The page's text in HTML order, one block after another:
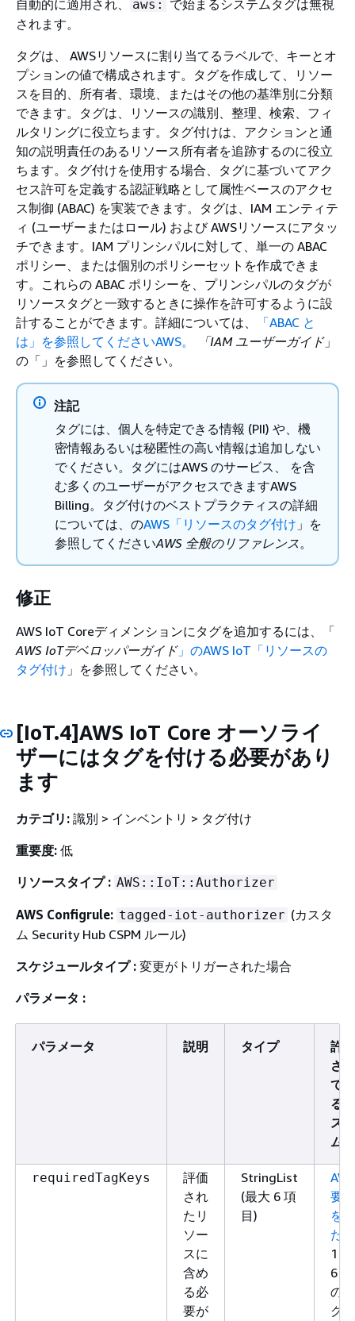
自動的に適用され、 aws:
で始まるシステムタグは無視
されます。
タグは、 AWSリソースに割り当てるラベルで、キーとオ
プションの値で構成されます。タグを作成して、リソー
スを目的、所有者、環境、またはその他の基準別に分類
できます。タグは、リソースの識別、整理、検索、フィ
ルタリングに役立ちます。タグ付けは、アクションと通
知の説明責任のあるリソース所有者を追跡するのに役立
ちます。タグ付けを使用する場合、タグに基づいてアク
セス許可を定義する認証戦略として属性ベースのアクセ
ス制御 (ABAC) を実装できます。タグは、IAM エンティテ
ィ (ユーザーまたはロール) および AWSリソースにアタッ
チできます。IAM プリンシパルに対して、単一の ABAC
ポリシー、または個別のポリシーセットを作成できま
す。これらの ABAC ポリシーを、プリンシパルのタグが
リソースタグと一致するときに操作を許可するように設
計することができます。詳細については、
「ABAC と
は」を参照してくださいAWS。
「IAM ユーザーガイド」
の「」を参照してください。
注記
タグには、個人を特定できる情報 (PII) や、機
密情報あるいは秘匿性の高い情報は追加しない
でください。タグにはAWS のサービス、 を含
む多くのユーザーがアクセスできますAWS
Billing。タグ付けのベストプラクティスの詳細
については、のAWS「リソースのタグ付け 」を
参照してくださいAWS 全般のリファレンス。
修正
AWS IoT Coreディメンションにタグを追加するには、「
AWS IoTデベロッパーガイド」のAWS IoT「リソースの
タグ付け 」を参照してください。
[IoT.4]AWS IoT Core オーソライ
ザーにはタグを付ける必要があり
ます
カテゴリ: 識別 > インベントリ > タグ付け
重要度: 低
リソースタイプ : AWS::IoT::Authorizer
AWS Configrule: tagged-iot-authorizer (カスタ
ム Security Hub CSPM ルール)
スケジュールタイプ : 変更がトリガーされた場合
パラメータ :
パラメータ 説明 タイプ
許可
され
てい
るカ
スタ
ム値
requiredTagKeys
評価
され
たリ
ソー
スに
含め
る必
要が
StringList
(最大 6 項
目)
要件
を満
たす
1～
6 個
のタ
グキ